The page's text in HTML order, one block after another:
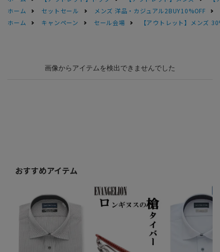
ホーム
セットセール
メンズ 洋品・カジュアル2BUY10%OFF
ホーム
キャンペーン セール会場 【アウトレット】メンズ